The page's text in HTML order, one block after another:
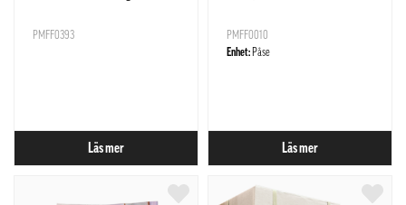
PMFF0393
Läs mer
PMFF0010
Enhet: Påse
Läs mer